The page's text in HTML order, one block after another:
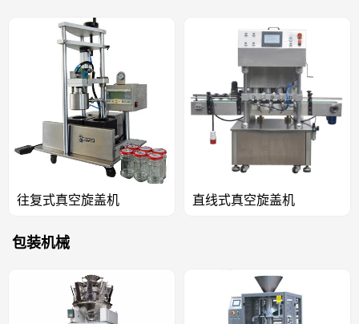
往复式真空旋盖机 直线式真空旋盖机
包装机械